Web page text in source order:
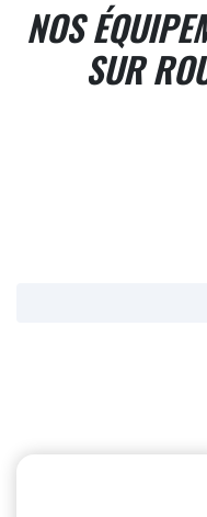
NOS
SUR